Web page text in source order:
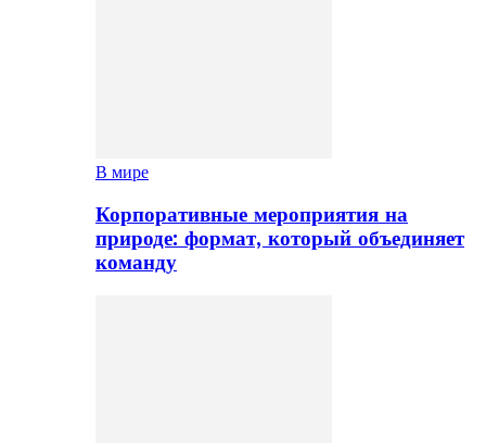
В мире
Корпоративные мероприятия на
природе: формат, который объединяет
команду